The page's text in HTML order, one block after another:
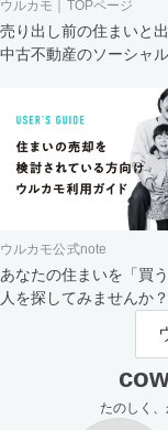
ウルカモ｜TOPページ
売り出し前の住まいと出
中古不動産のソーシャル
ウルカモ公式note
あなたの住まいを「買
人を探してみませんか？
たのしく